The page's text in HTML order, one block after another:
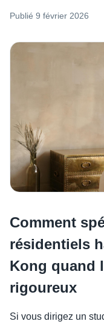
Publié 9 février 2026
Comment
résidentiels
Kong quand
rigoureux
Si vous dirigez un